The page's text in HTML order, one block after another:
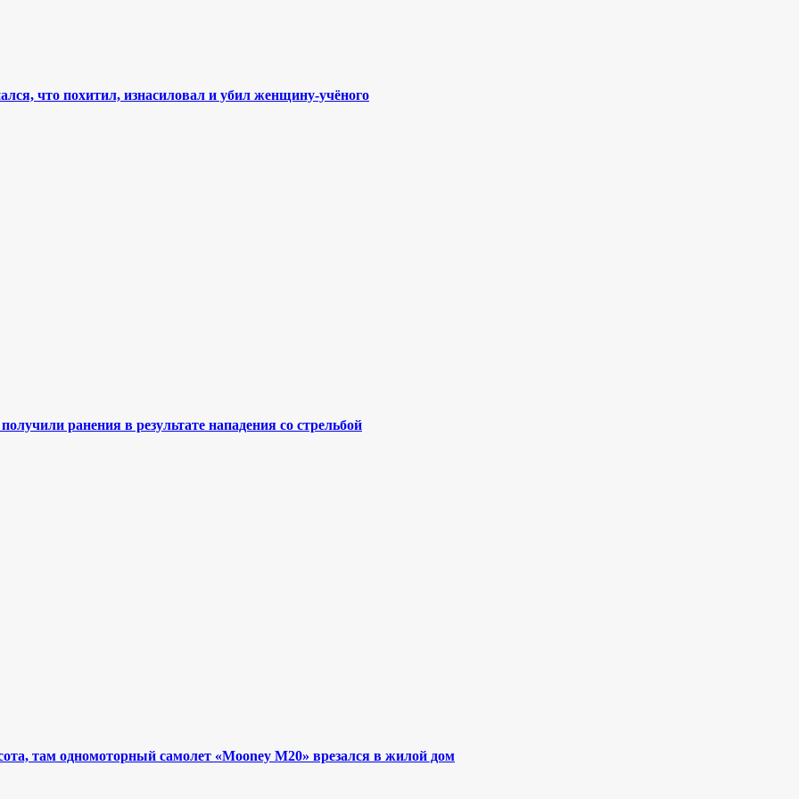
что похитил, изнасиловал и убил женщину-учёного
ранения в результате нападения со стрельбой
там одномоторный самолет «Mooney M20» врезался в жилой дом